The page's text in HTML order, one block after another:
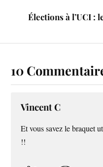
Élections à l’UCI :
10
Vincent C
Et vous savez le braquet
!!